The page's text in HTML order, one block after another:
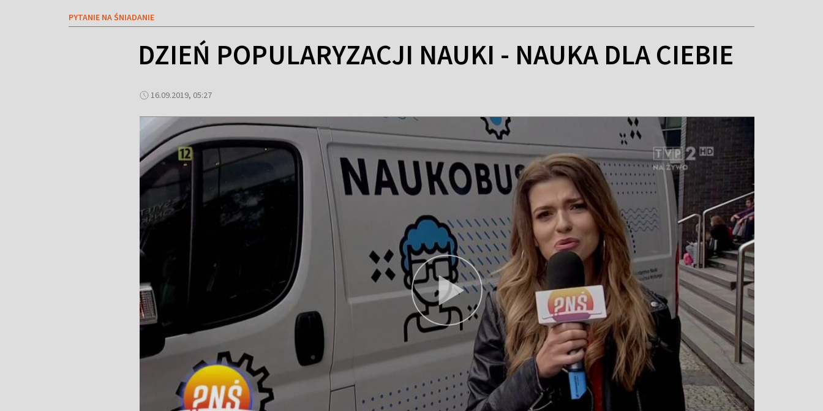
PYTANIE NA ŚNIADANIE
DZIEŃ POPULARYZACJI NAUKI - NAUKA DLA CIEBIE
16.09.2019, 05:27